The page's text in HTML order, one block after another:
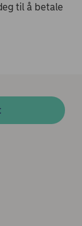
til å betale